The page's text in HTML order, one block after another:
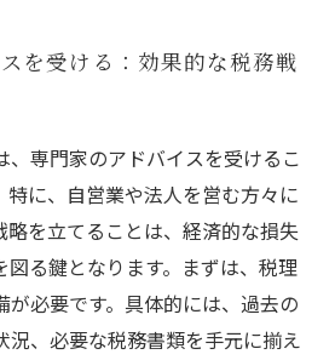
を受ける：効果的な税務戦
、専門家のアドバイスを受けるこ
特に、自営業や法人を営む方々に
略を立てることは、経済的な損失
図る鍵となります。まずは、税理
が必要です。具体的には、過去の
況、必要な税務書類を手元に揃え